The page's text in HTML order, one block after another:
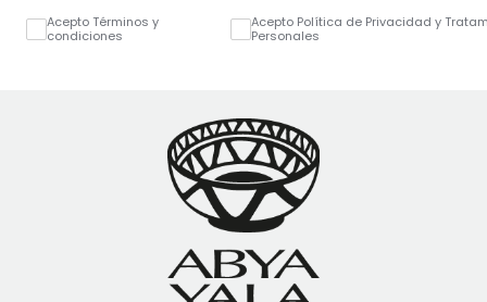
Acepto Términos y
condiciones
Acepto Política de Privacidad y
Personales